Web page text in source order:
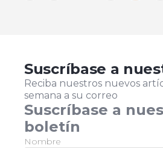
Suscríbase a
Reciba nuestros nuevos
semana a su correo
Suscríbase a
boletín
Nombre